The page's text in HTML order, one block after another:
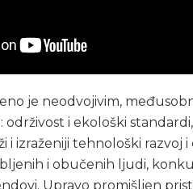
je neodvojivim,
održivost i ekološki
i izraženiji tehnološki razvoj
i obučenih ljudi,
Upravo promišljen